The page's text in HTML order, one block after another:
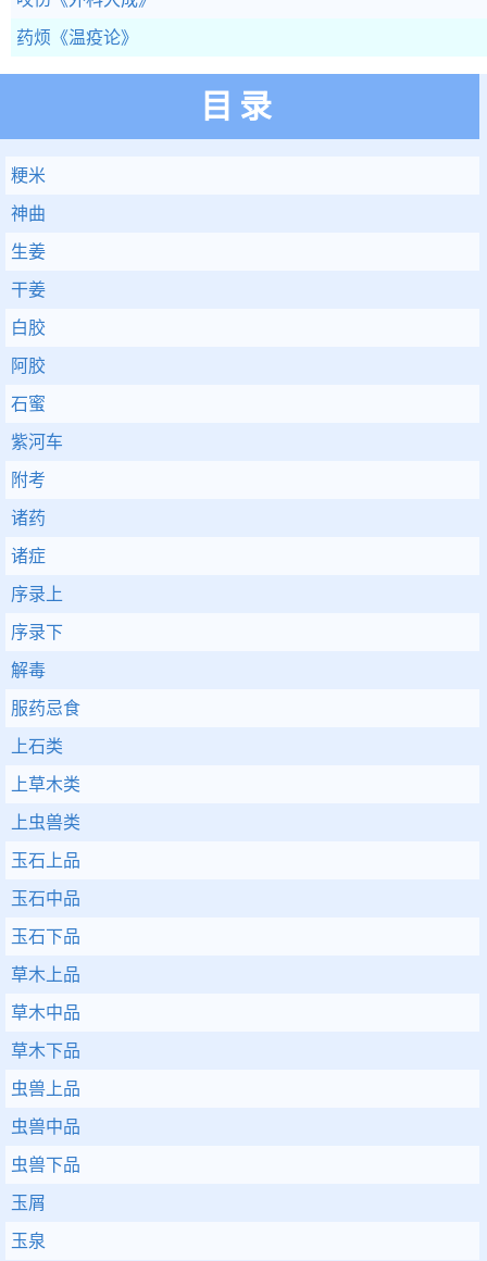
药烦 《温疫论》
目录
粳米
神曲
生姜
干姜
白胶
阿胶
石蜜
紫河车
附考
诸药
诸症
序录上
序录下
解毒
服药忌食
上石类
上草木类
上虫兽类
玉石上品
玉石中品
玉石下品
草木上品
草木中品
草木下品
虫兽上品
虫兽中品
虫兽下品
玉屑
玉泉